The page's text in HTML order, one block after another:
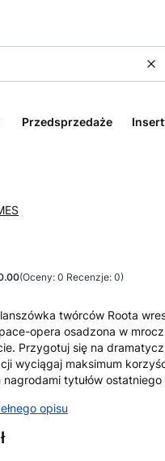
Przedsprzedaże
(Oceny: 0 Recenzje: 0)
twórców Roota
opera osadzona w
Przygotuj się na
wyciągaj maksimum
tytułów ostatniego
opisu